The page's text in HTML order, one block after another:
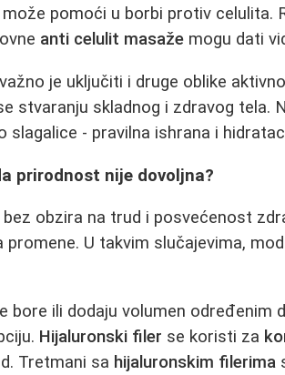
pomoći u borbi protiv celulita.
anti celulit masaže mogu dati
je uključiti i druge oblike
stvaranju skladnog i zdravog tela.
slagalice - pravilna ishrana i
prirodnost nije dovoljna?
obzira na trud i posvećenost
U takvim slučajevima,
bore ili dodaju volumen određenim
Hijaluronski filer se koristi za
Tretmani sa hijaluronskim filerima